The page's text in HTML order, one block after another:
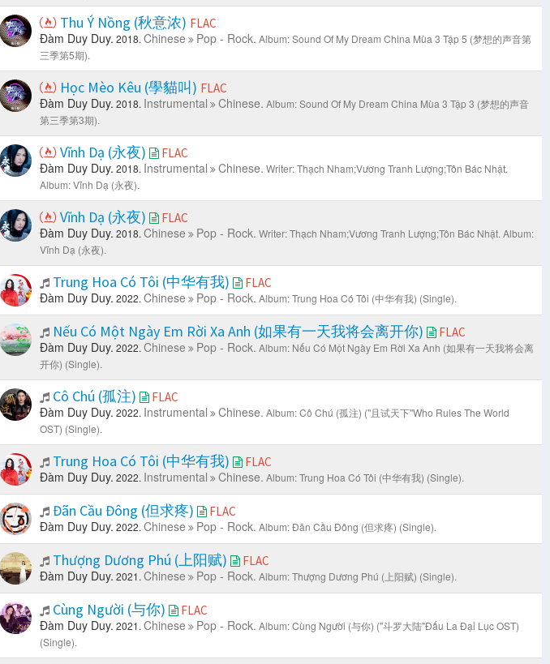
Thu Ý Nồng (秋意浓) FLAC
Đàm Duy Duy. 2018. Chinese Pop - Rock. Album: Sound Of My Dream China Mùa 3 Tập 5 (梦想的声音第
三季第5期).
Học Mèo Kêu (學貓叫) FLAC
Đàm Duy Duy. 2018. Instrumental Chinese. Album: Sound Of My Dream China Mùa 3 Tập 3 (梦想的声音
第三季第3期).
Vĩnh Dạ (永夜) FLAC
Đàm Duy Duy. 2018. Instrumental Chinese. Writer: Thạch Nham;Vương Tranh Lượng;Tôn Bác Nhật.
Album: Vĩnh Dạ (永夜).
Vĩnh Dạ (永夜) FLAC
Đàm Duy Duy. 2018. Chinese Pop - Rock. Writer: Thạch Nham;Vương Tranh Lượng;Tôn Bác Nhật. Album:
Vĩnh Dạ (永夜).
Trung Hoa Có Tôi (中华有我) FLAC
Đàm Duy Duy. 2022. Chinese Pop - Rock. Album: Trung Hoa Có Tôi (中华有我) (Single).
Nếu Có Một Ngày Em Rời Xa Anh (如果有一天我将会离开你) FLAC
Đàm Duy Duy. 2022. Chinese Pop - Rock. Album: Nếu Có Một Ngày Em Rời Xa Anh (如果有一天我将会离
开你) (Single).
Cô Chú (孤注) FLAC
Đàm Duy Duy. 2022. Instrumental Chinese. Album: Cô Chú (孤注) ("且试天下"Who Rules The World
OST) (Single).
Trung Hoa Có Tôi (中华有我) FLAC
Đàm Duy Duy. 2022. Instrumental Chinese. Album: Trung Hoa Có Tôi (中华有我) (Single).
Đãn Cầu Đông (但求疼) FLAC
Đàm Duy Duy. 2022. Chinese Pop - Rock. Album: Đãn Cầu Đông (但求疼) (Single).
Thượng Dương Phú (上阳赋) FLAC
Đàm Duy Duy. 2021. Chinese Pop - Rock. Album: Thượng Dương Phú (上阳赋) (Single).
Cùng Người (与你) FLAC
Đàm Duy Duy. 2021. Chinese Pop - Rock. Album: Cùng Người (与你) ("斗罗大陆"Đấu La Đại Lục OST)
(Single).